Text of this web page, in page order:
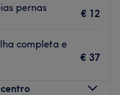
pernas
€ 12
completa e
€ 37